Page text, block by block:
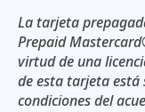
La tarjeta
Prepaid
virtud de una
de esta tarjeta está
condiciones del